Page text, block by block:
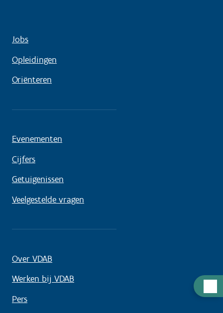
Jobs
Opleidingen
Oriënteren
Evenementen
Cijfers
Getuigenissen
Veelgestelde vragen
Over VDAB
Werken bij VDAB
Pers